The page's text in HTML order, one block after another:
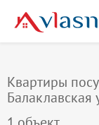
Квартиры
Балаклавская